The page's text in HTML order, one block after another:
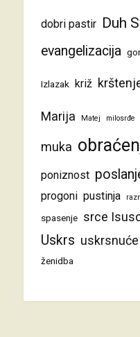
dobri pastir Duh
evangelizacija
Izlazak križ
Marija Matej milosrđe
muka
poniznost
progoni pustinja
spasenje srce
Uskrs uskrsnuće
ženidba